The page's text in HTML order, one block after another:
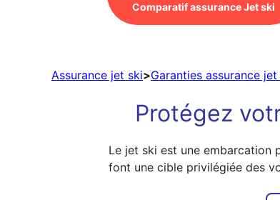
Comparatif assurance Jet ski
Assurance jet ski>Garanties assurance jet
Protégez
Le jet ski est une embarcation
font une cible privilégiée des